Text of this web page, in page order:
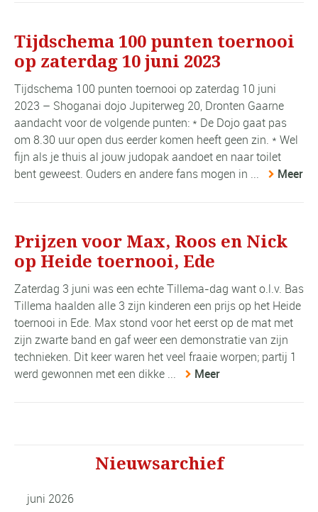
Tijdschema 100 punten toernooi
op zaterdag 10 juni 2023
Tijdschema 100 punten toernooi op zaterdag 10 juni
2023 – Shoganai dojo Jupiterweg 20, Dronten Gaarne
aandacht voor de volgende punten: * De Dojo gaat pas
om 8.30 uur open dus eerder komen heeft geen zin. * Wel
fijn als je thuis al jouw judopak aandoet en naar toilet
bent geweest. Ouders en andere fans mogen in ...
Meer
Prijzen voor Max, Roos en Nick
op Heide toernooi, Ede
Zaterdag 3 juni was een echte Tillema-dag want o.l.v. Bas
Tillema haalden alle 3 zijn kinderen een prijs op het Heide
toernooi in Ede. Max stond voor het eerst op de mat met
zijn zwarte band en gaf weer een demonstratie van zijn
technieken. Dit keer waren het veel fraaie worpen; partij 1
werd gewonnen met een dikke ...
Meer
Nieuwsarchief
juni 2026